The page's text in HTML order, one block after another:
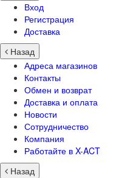
Вход
Регистрация
Доставка
Назад
Адреса магазинов
Контакты
Обмен и возврат
Доставка и оплата
Новости
Сотрудничество
Компания
Работайте в X-ACT
Назад